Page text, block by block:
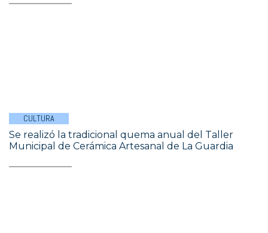
CULTURA
Se realizó la tradicional quema anual del Taller
Municipal de Cerámica Artesanal de La Guardia